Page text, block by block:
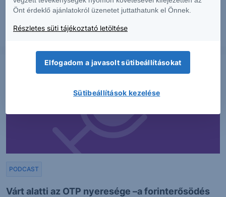
Várt alatti az OTP nyeresége –a forinterősödés
PODCAST
Önt érdeklő ajánlatokról üzenetet juttathatunk el Önnek.
Részletes süti tájékoztató letöltése
Elfogadom a javasolt sütibeállításokat
Sütibeállítások kezelése